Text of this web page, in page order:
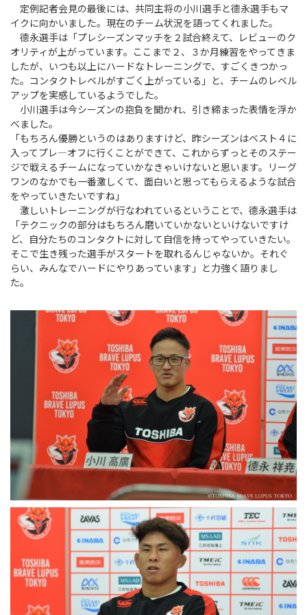
定例記者会見の最後には、共同主将の小川選手と德永選手もマ
イクに向かいました。現在のチーム状況を語ってくれました。
德永選手は「プレシーズンマッチを２試合終えて、レビューのク
オリティが上がっています。ここまで２、３か月練習をやってきま
したが、いつも以上にハードなトレーニングで、すごくきつかっ
た。コンタクトレベルがすごく上がっている」と、チームのレベル
アップを実感しているようでした。
小川選手は今シーズンの抱負を聞かれ、引き締まった表情を浮か
べました。
「もちろん優勝というのはありますけど、昨シーズンはベスト４に
入ってプレ―オフに行くことができて、これからずっとそのステー
ジで戦えるチームになっていかなきゃいけないと思います。リーグ
ワンのなかでも一番激しくて、面白いと思ってもらえるような試合
をやっていきたいですね」
激しいトレーニングが行なわれているということで、德永選手は
「テクニックの部分はもちろん磨いていかないといけないですけ
ど、自分たちのコンタクトに対して自信を持ってやっていきたい。
そこで生き残った選手がスタートを取れるんじゃないか。それぐ
らい、みんなでハードにやりあっています」と力強く語りまし
た。